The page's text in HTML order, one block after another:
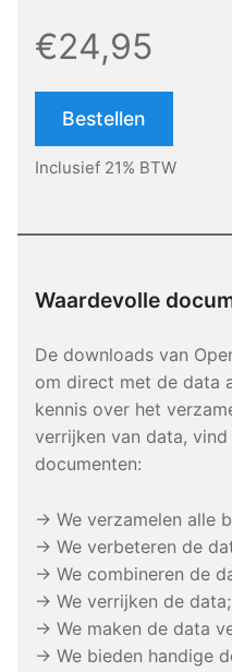
€24,95
Bestellen
Inclusief 21% BTW
Waardevolle
De downloads van
om direct met de data
kennis over het
verrijken van data,
documenten:
→ We verzamelen alle
→ We verbeteren de
→ We combineren de
→ We verrijken de data;
→ We maken de data
→ We bieden handige